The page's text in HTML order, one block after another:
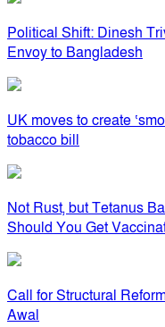
Political Shift: Dinesh
Envoy to Bangladesh
UK moves to create
tobacco bill
Not Rust, but Tetanus
Should You Get
Call for Structural
Awal